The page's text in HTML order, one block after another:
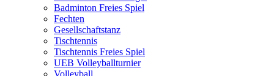
Badminton Freies Spiel
Fechten
Gesellschaftstanz
Tischtennis
Tischtennis Freies Spiel
UEB Volleyballturnier
Volleyball